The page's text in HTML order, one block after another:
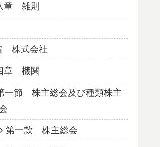
章 雑則
株式会社
章 機関
一節 株主総会及び種類株主
第一款 株主総会